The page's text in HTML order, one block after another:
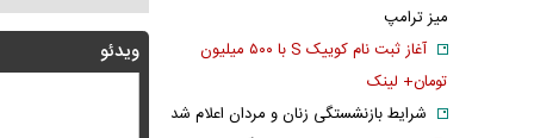
ویدئو
میز ترامپ
آغاز ثبت نام کوییک S با ۵۰۰ میلیون
تومان+ لینک
شرایط بازنشستگی زنان و مردان اعلام شد